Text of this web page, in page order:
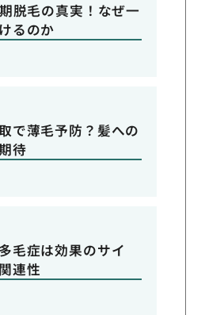
脱毛の真実！なぜ一
るのか
で薄毛予防？髪への
待
毛症は効果のサイ
連性